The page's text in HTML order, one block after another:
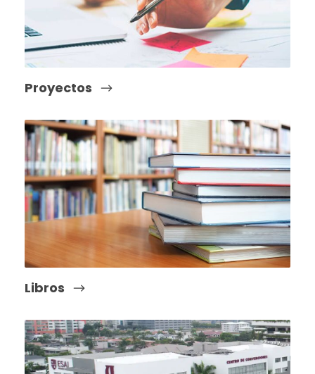
Proyectos
Libros